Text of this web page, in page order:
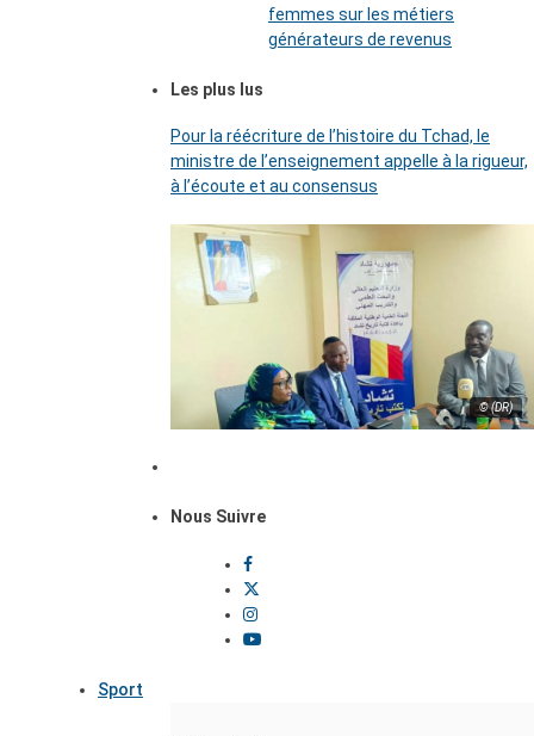
femmes sur les métiers
générateurs de revenus
Les plus lus
Pour la réécriture de l’histoire du Tchad, le
ministre de l’enseignement appelle à la rigueur,
à l’écoute et au consensus
© (DR)
Nous Suivre
Sport